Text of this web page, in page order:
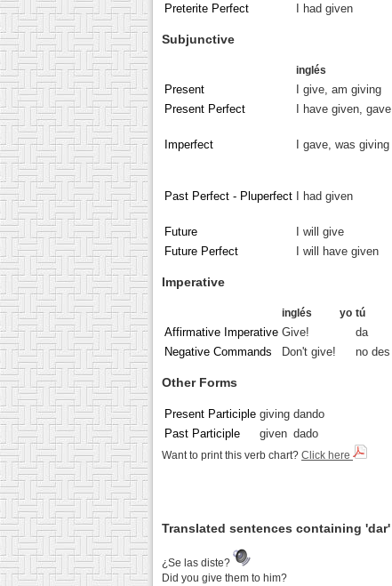
Preterite Perfect
I had given
Subjunctive
inglés
Present I give, am giving
Present Perfect
I have given, gave
Imperfect I gave, was giving
Past Perfect - Pluperfect I had given
Future
I will give
Future Perfect
I will have given
Imperative
inglés yo tú
Affirmative Imperative Give! da
Negative Commands
Don't give! no des
Other Forms
Present Participle giving dando
Past Participle
given dado
Want to print this verb chart? Click here
Translated sentences containing 'dar'
¿Se las diste?
Did you give them to him?